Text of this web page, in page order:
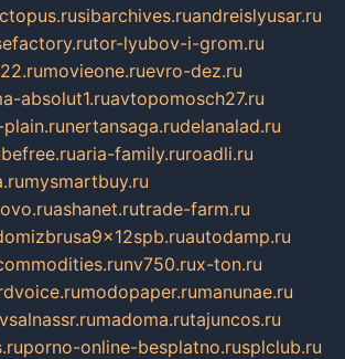
sibarchives.ruandreislyusar.ru
tor-lyubov-i-grom.ru
movieone.ruevro-dez.ru
absolut1.ruavtopomosch27.ru
nertansaga.rudelanalad.ru
aria-family.ruroadli.ru
mysmartbuy.ru
ashanet.rutrade-farm.ru
autodamp.ru
nv750.rux-ton.ru
modopaper.rumanunae.ru
madoma.rutajuncos.ru
porno-online-besplatno.rusplclub.ru